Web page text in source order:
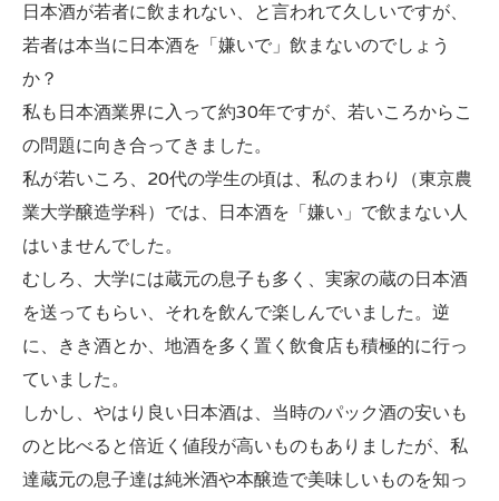
日本酒が若者に飲まれない、と言われて久しいですが、
若者は本当に日本酒を「嫌いで」飲まないのでしょう
か？
私も日本酒業界に入って約30年ですが、若いころからこ
の問題に向き合ってきました。
私が若いころ、20代の学生の頃は、私のまわり（東京農
業大学醸造学科）では、日本酒を「嫌い」で飲まない人
はいませんでした。
むしろ、大学には蔵元の息子も多く、実家の蔵の日本酒
を送ってもらい、それを飲んで楽しんでいました。逆
に、きき酒とか、地酒を多く置く飲食店も積極的に行っ
ていました。
しかし、やはり良い日本酒は、当時のパック酒の安いも
のと比べると倍近く値段が高いものもありましたが、私
達蔵元の息子達は純米酒や本醸造で美味しいものを知っ